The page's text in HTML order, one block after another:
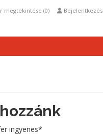
Bejelentkezés
megtekintése (0)
ingyenes*